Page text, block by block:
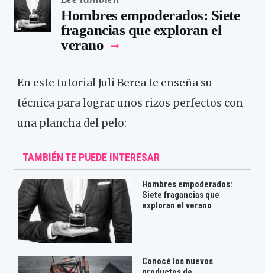
Hombres empoderados: Siete
fragancias que exploran el
verano
En este tutorial Juli Berea te enseña su
técnica para lograr unos rizos perfectos con
una plancha del pelo:
TAMBIÉN TE PUEDE INTERESAR
Hombres empoderados:
Siete fragancias que
exploran el verano
Conocé los nuevos